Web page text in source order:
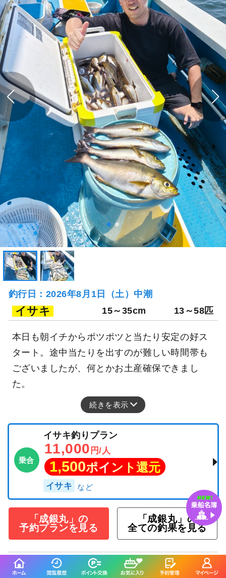
釣行日：2026年8月1日（土）中潮
イサキ 15～35cm 13～58匹
本日も朝イチからポツポツと当たり安定の好ス
タート。途中当たりを出すのが難しい時間帯も
ございましたが、何とかお土産確保できまし
た。
続きを表示
乗合
イサキ釣りプラン
11,000 円/人
1,500ポイント還元
イサキ
「成銀丸」の
予約プランを見る
「成銀丸」の
全ての釣果を見る
釣行当日の気象情報を表示